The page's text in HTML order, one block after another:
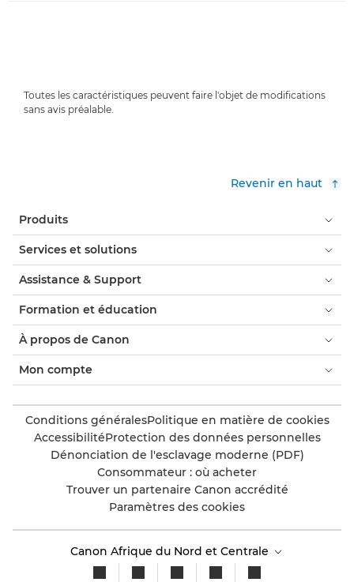
Toutes les caractéristiques peuvent faire l'objet de modifications
sans avis préalable.
Revenir en haut
Produits
Services et solutions
Assistance & Support
Formation et éducation
À propos de Canon
Mon compte
Conditions généralesPolitique en matière de cookies
AccessibilitéProtection des données personnelles
Dénonciation de l'esclavage moderne (PDF)
Consommateur : où acheter
Trouver un partenaire Canon accrédité
Paramètres des cookies
Canon Afrique du Nord et Centrale